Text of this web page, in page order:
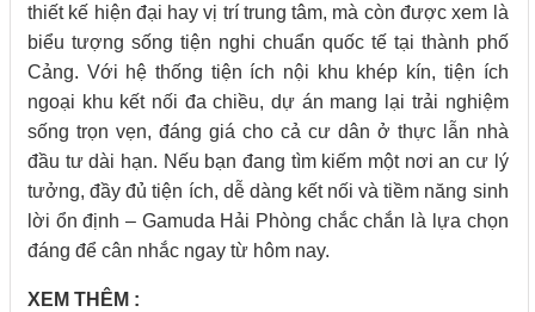
thiết kế hiện đại hay vị trí trung tâm, mà còn được xem là
biểu tượng sống tiện nghi chuẩn quốc tế tại thành phố
Cảng. Với hệ thống tiện ích nội khu khép kín, tiện ích
ngoại khu kết nối đa chiều, dự án mang lại trải nghiệm
sống trọn vẹn, đáng giá cho cả cư dân ở thực lẫn nhà
đầu tư dài hạn. Nếu bạn đang tìm kiếm một nơi an cư lý
tưởng, đầy đủ tiện ích, dễ dàng kết nối và tiềm năng sinh
lời ổn định – Gamuda Hải Phòng chắc chắn là lựa chọn
đáng để cân nhắc ngay từ hôm nay.
XEM THÊM :